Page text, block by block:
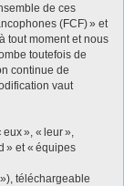
de ces
(FCF) » et
tout moment et nous
toutefois de
continue de
vaut
», « leur »,
» et « équipes
téléchargeable